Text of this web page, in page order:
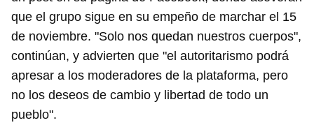
Guardar como favorito
Para poder guardar como favorito, primero has de
iniciar sesión con tu cuenta de 14ymedio.
que el grupo sigue en su empeño de marchar el 15
de noviembre. "Solo nos quedan nuestros cuerpos",
continúan, y advierten que "el autoritarismo podrá
apresar a los moderadores de la plataforma, pero
no los deseos de cambio y libertad de todo un
pueblo".